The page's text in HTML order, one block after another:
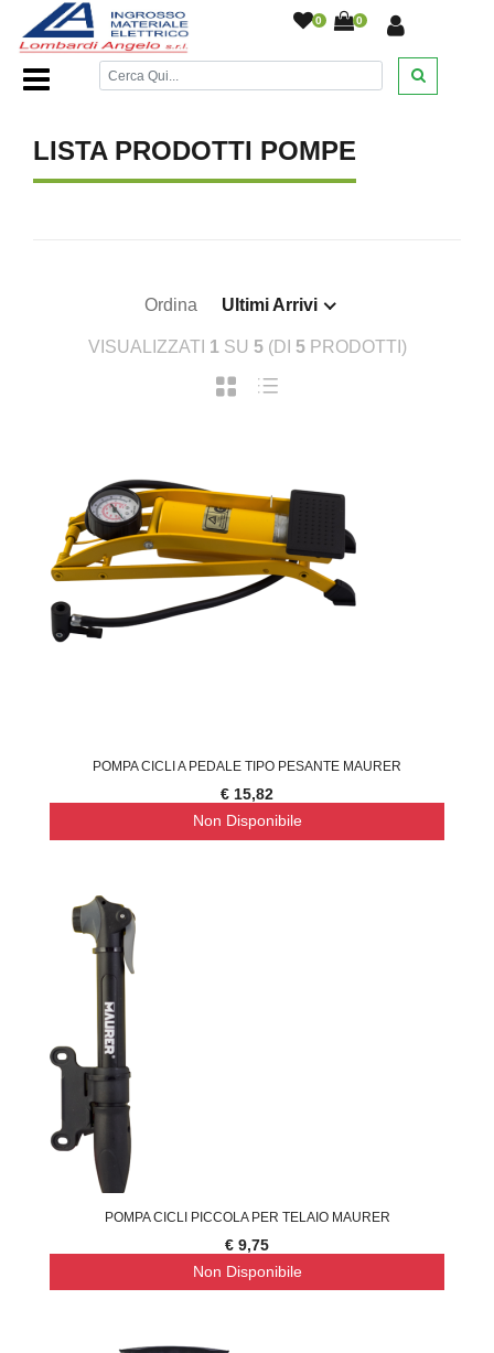
0 0
Home Page/DESANTIS////
LISTA PRODOTTI POMPE
Ordina Ultimi Arrivi
VISUALIZZATI 1 SU 5(DI 5PRODOTTI)
POMPA CICLI A PEDALE TIPO PESANTE MAURER
€ 15,82
Non Disponibile
POMPA CICLI PICCOLA PER TELAIO MAURER
€ 9,75
Non Disponibile